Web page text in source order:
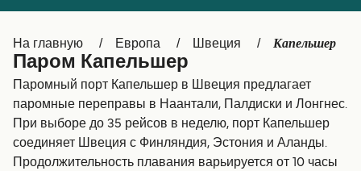
Ελλάδα Belgique (FR)
Polska Deutschland
Schweiz (DE) Norge
Україна Indonesia
На главную Европа Швеция Капельшер
Паром Капельшер
Паромный порт Капельшер в Швеция предлагает
паромные переправы в Наантали, Палдиски и Лонгнес.
При выборе до 35 рейсов в неделю, порт Капельшер
соединяет Швеция с Финляндия, Эстония и Аланды.
Продолжительность плавания варьируется от 10 часы